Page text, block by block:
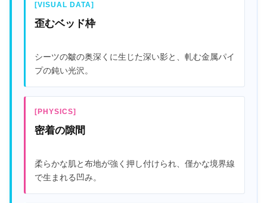
[VISUAL DATA]
歪むベッド枠
シーツの皺の奥深くに生じた深い影と、軋む金属パイ
プの鈍い光沢。
[PHYSICS]
密着の隙間
柔らかな肌と布地が強く押し付けられ、僅かな境界線
で生まれる凹み。